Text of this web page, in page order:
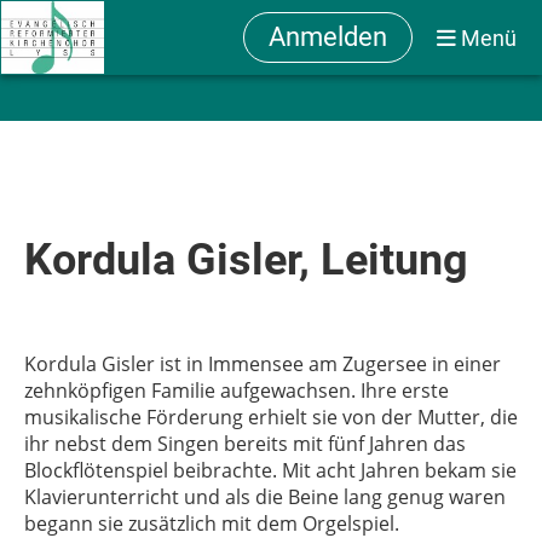
Anmelden Menü
Kordula Gisler, Leitung
Kordula Gisler ist in Immensee am Zugersee in einer
zehnköpfigen Familie aufgewachsen. Ihre erste
musikalische Förderung erhielt sie von der Mutter, die
ihr nebst dem Singen bereits mit fünf Jahren das
Blockflötenspiel beibrachte. Mit acht Jahren bekam sie
Klavierunterricht und als die Beine lang genug waren
begann sie zusätzlich mit dem Orgelspiel.